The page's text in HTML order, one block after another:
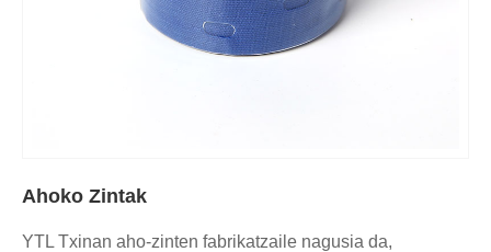
Ahoko Zintak
YTL Txinan aho-zinten fabrikatzaile nagusia da,